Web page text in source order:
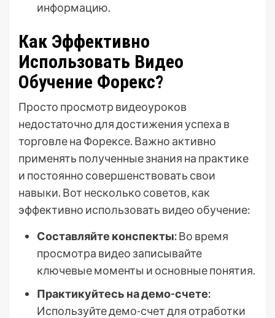
информацию.
Как Эффективно
Использовать Видео
Обучение Форекс?
Просто просмотр видеоуроков
недостаточно для достижения успеха в
торговле на Форексе. Важно активно
применять полученные знания на практике
и постоянно совершенствовать свои
навыки. Вот несколько советов‚ как
эффективно использовать видео обучение:
Составляйте конспекты:Во время
просмотра видео записывайте
ключевые моменты и основные понятия.
Практикуйтесь на демо-счете:
Используйте демо-счет для отработки